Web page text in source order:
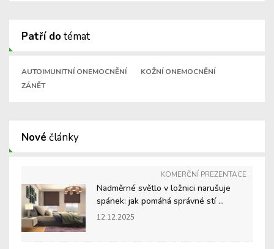
Patří dotémat
AUTOIMUNITNÍ ONEMOCNĚNÍ
KOŽNÍ ONEMOCNĚNÍ
ZÁNĚT
Nové články
KOMERČNÍ PREZENTACE
Nadměrné světlo v ložnici narušuje
spánek: jak pomáhá správné stí ...
12.12.2025